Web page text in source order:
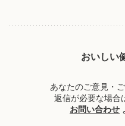
おいしい
あなたのご意見・
返信が必要な場合
お問い合わせ